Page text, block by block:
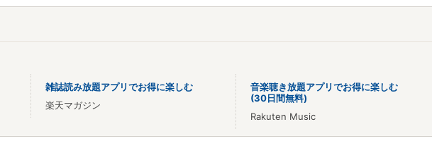
雑誌読み放題アプリでお得に楽しむ
楽天マガジン
音楽聴き放題アプリでお得に楽しむ
(30日間無料)
Rakuten Music